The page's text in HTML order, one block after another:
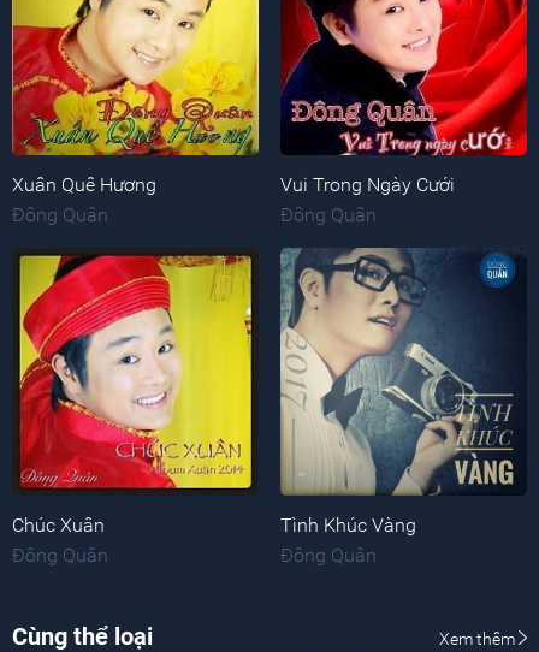
Xuân Quê Hương
Đông Quân
Vui Trong Ngày Cưới
Đông Quân
Chúc Xuân
Đông Quân
Tình Khúc Vàng
Đông Quân
Cùng thể loại Xem thêm